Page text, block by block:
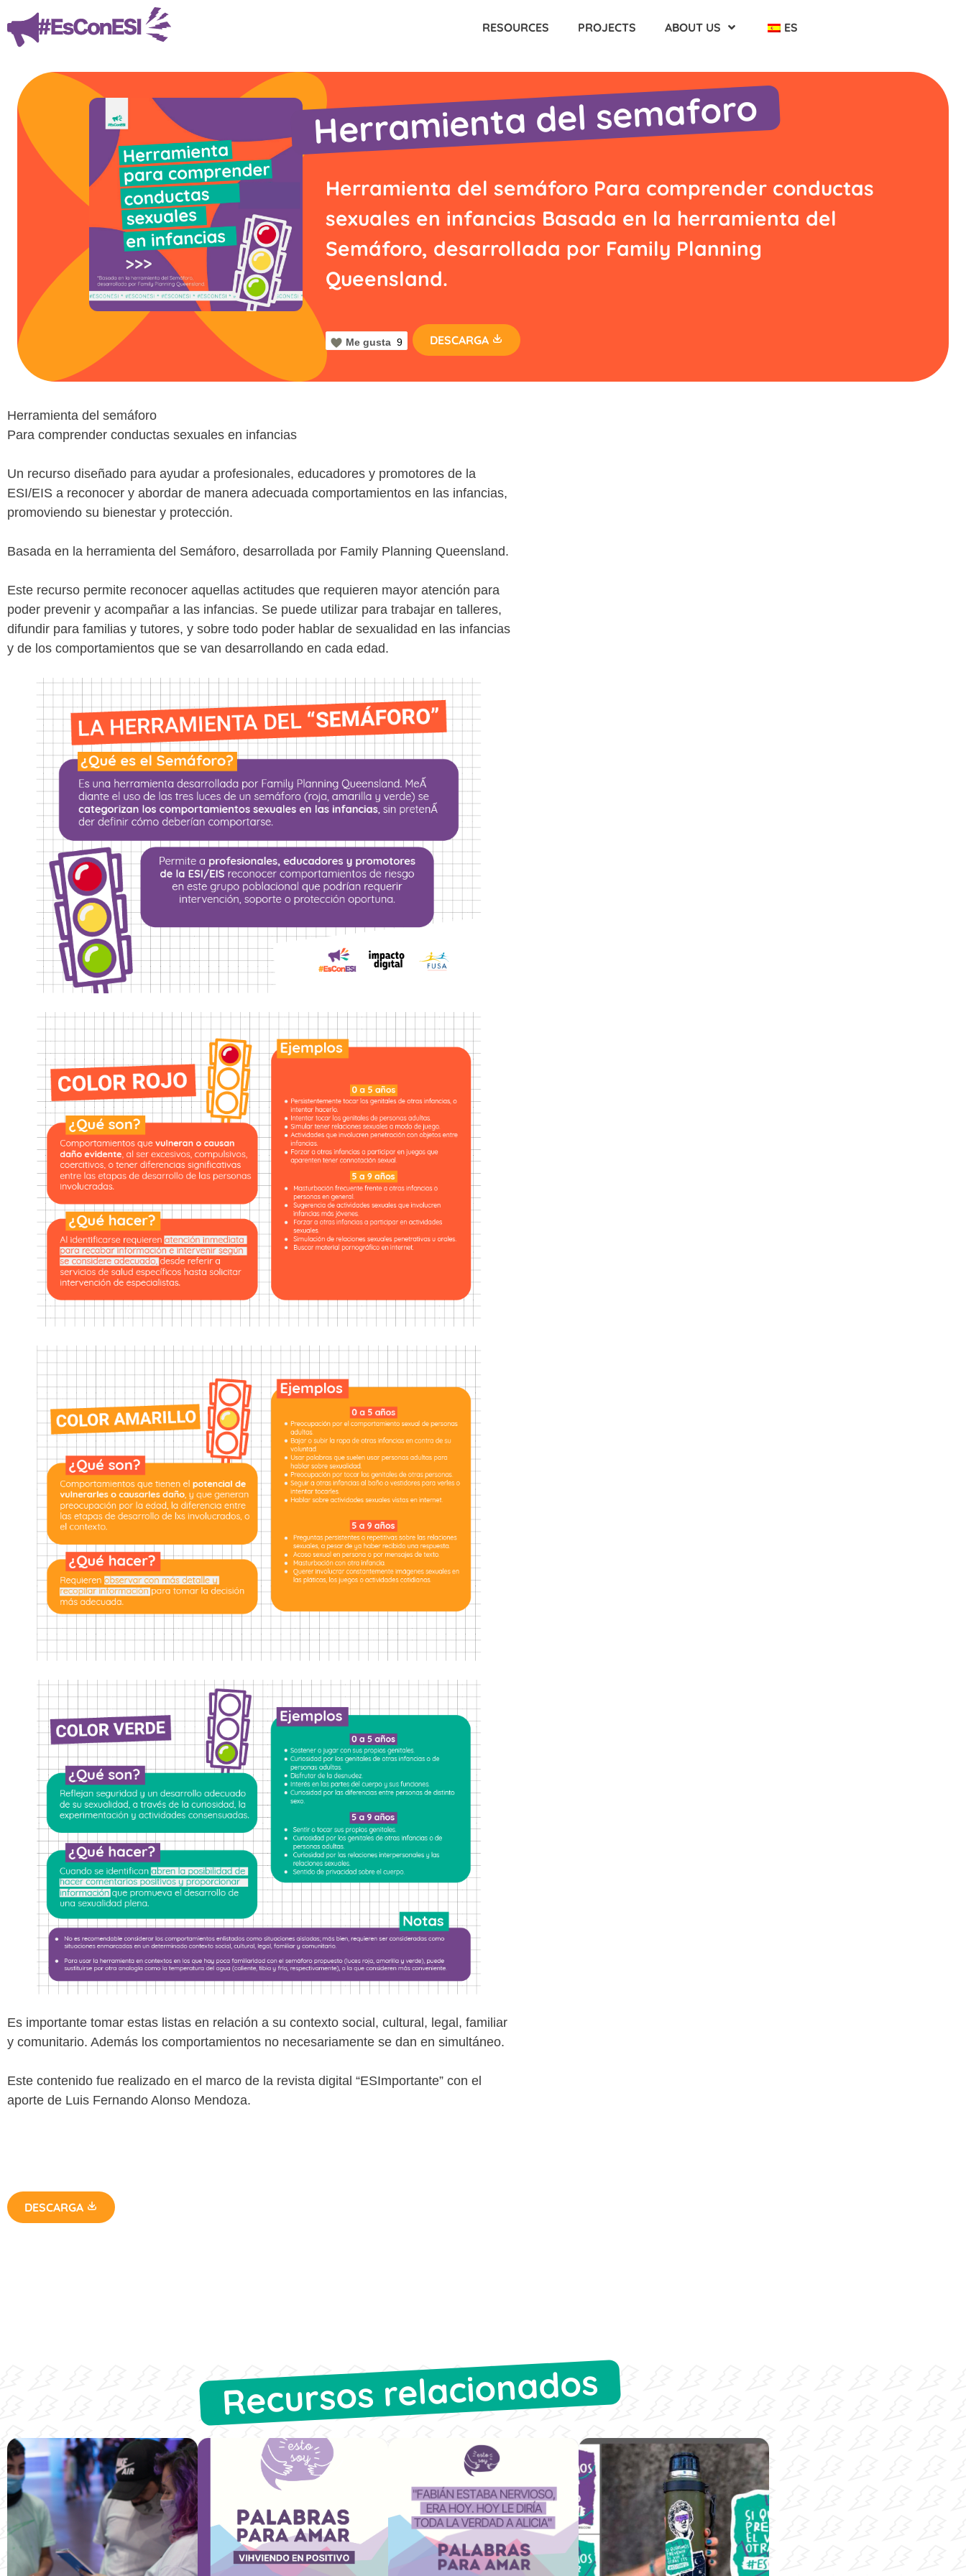
RESOURCES PROJECTS ABOUT US ES
Herramienta del semaforo
Herramienta del semáforo Para comprender conductas
sexuales en infancias Basada en la herramienta del
Semáforo, desarrollada por Family Planning
Queensland.
Me gusta 9 DESCARGA
Herramienta del semáforo
Para comprender conductas sexuales en infancias
Un recurso diseñado para ayudar a profesionales, educadores y promotores de la
ESI/EIS a reconocer y abordar de manera adecuada comportamientos en las infancias,
promoviendo su bienestar y protección.
Basada en la herramienta del Semáforo, desarrollada por Family Planning Queensland.
Este recurso permite reconocer aquellas actitudes que requieren mayor atención para
poder prevenir y acompañar a las infancias. Se puede utilizar para trabajar en talleres,
difundir para familias y tutores, y sobre todo poder hablar de sexualidad en las infancias
y de los comportamientos que se van desarrollando en cada edad.
Es importante tomar estas listas en relación a su contexto social, cultural, legal, familiar
y comunitario. Además los comportamientos no necesariamente se dan en simultáneo.
Este contenido fue realizado en el marco de la revista digital “ESImportante” con el
aporte de Luis Fernando Alonso Mendoza.
DESCARGA
Recursos relacionados